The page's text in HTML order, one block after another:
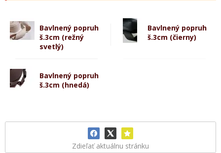
Bavlnený popruh
š.3cm (režný
svetlý)
Bavlnený popruh
š.3cm (čierny)
Bavlnený popruh
š.3cm (hnedá)
Zdieľať aktuálnu stránku